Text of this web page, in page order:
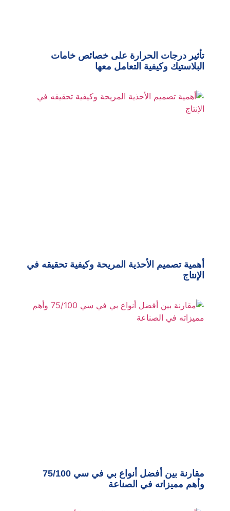
تأثير درجات الحرارة على خصائص خامات
البلاستيك وكيفية التعامل معها
أهمية تصميم الأحذية المريحة وكيفية تحقيقه في
الإنتاج
مقارنة بين أفضل أنواع بي في سي 75/100
وأهم مميزاته في الصناعة